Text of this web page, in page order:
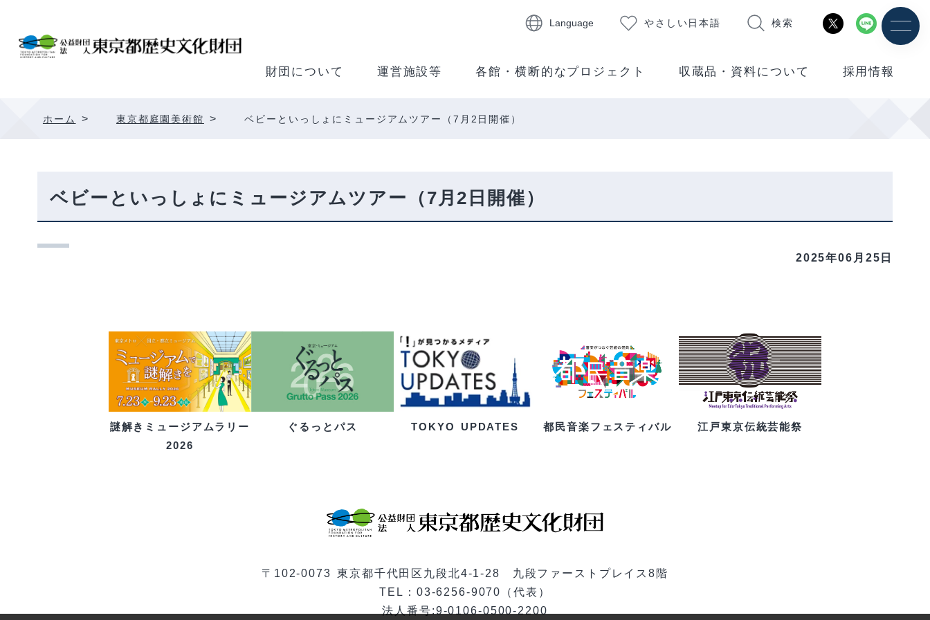
Language やさしい日本語 検索
財団について 運営施設等 各館・横断的なプロジェクト 収蔵品・資料について 採用情報
ホーム > 東京都庭園美術館 > ベビーといっしょにミュージアムツアー（7月2日開催）
ベビーといっしょにミュージアムツアー（7月2日開催）
2025年06月25日
謎解きミュージアムラリー
2026
ぐるっとパス TOKYO UPDATES 都民音楽フェスティバル 江戸東京伝統芸能祭
〒102-0073 東京都千代田区九段北4-1-28 九段ファーストプレイス8階
TEL：03-6256-9070（代表）
法人番号:9-0106-0500-2200